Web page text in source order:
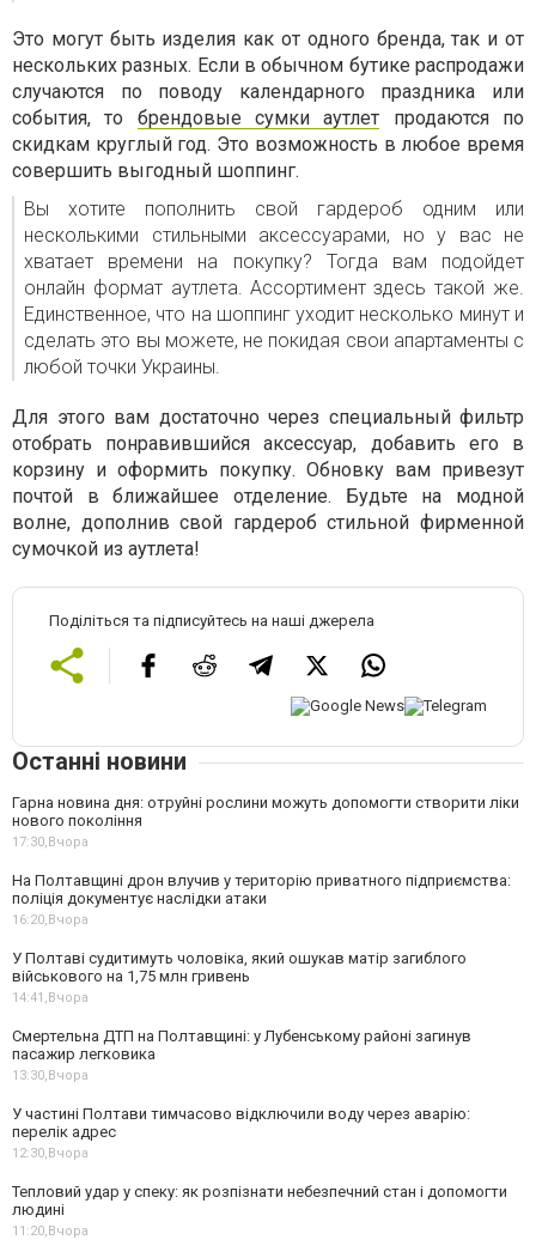
Это могут быть изделия как от одного бренда, так и от
нескольких разных. Если в обычном бутике распродажи
случаются по поводу календарного праздника или
события, то брендовые сумки аутлет продаются по
скидкам круглый год. Это возможность в любое время
совершить выгодный шоппинг.
Вы хотите пополнить свой гардероб одним или
несколькими стильными аксессуарами, но у вас не
хватает времени на покупку? Тогда вам подойдет
онлайн формат аутлета. Ассортимент здесь такой же.
Единственное, что на шоппинг уходит несколько минут и
сделать это вы можете, не покидая свои апартаменты с
любой точки Украины.
Для этого вам достаточно через специальный фильтр
отобрать понравившийся аксессуар, добавить его в
корзину и оформить покупку. Обновку вам привезут
почтой в ближайшее отделение. Будьте на модной
волне, дополнив свой гардероб стильной фирменной
сумочкой из аутлета!
Поділіться та підписуйтесь на наші джерела
Останні новини
Гарна новина дня: отруйні рослини можуть допомогти створити ліки
нового покоління
17:30,Вчора
На Полтавщині дрон влучив у територію приватного підприємства:
поліція документує наслідки атаки
16:20,Вчора
У Полтаві судитимуть чоловіка, який ошукав матір загиблого
військового на 1,75 млн гривень
14:41,Вчора
Смертельна ДТП на Полтавщині: у Лубенському районі загинув
пасажир легковика
13:30,Вчора
У частині Полтави тимчасово відключили воду через аварію:
перелік адрес
12:30,Вчора
Тепловий удар у спеку: як розпізнати небезпечний стан і допомогти
людині
11:20,Вчора